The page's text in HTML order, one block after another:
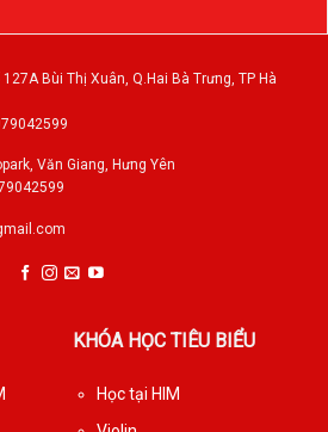
Bùi Thị Xuân, Q.Hai Bà Trưng, TP Hà
Văn Giang, Hưng Yên
KHÓA HỌC TIÊU BIỂU
Học tại HIM